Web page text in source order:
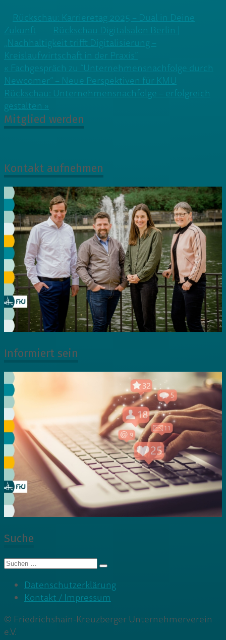
Rückschau: Karrieretag 2025 – Dual in Deine
Zukunft
Rückschau Digitalsalon Berlin |
„Nachhaltigkeit trifft Digitalisierung –
Kreislaufwirtschaft in der Praxis“
Beitragsnavigation
« Fachgespräch zu “Unternehmensnachfolge durch
Newcomer” – Neue Perspektiven für KMU
Rückschau: Unternehmensnachfolge – erfolgreich
gestalten »
Mitglied werden
Kontakt aufnehmen
Informiert sein
Suche
Suche
Datenschutzerklärung
Kontakt / Impressum
© Friedrichshain-Kreuzberger Unternehmerverein
e.V.